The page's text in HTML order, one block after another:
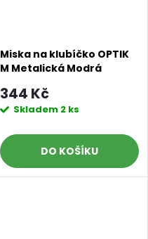
Miska na klubíčko OPTIK
M Metalická Modrá
344 Kč
Skladem 2 ks
DO KOŠÍKU